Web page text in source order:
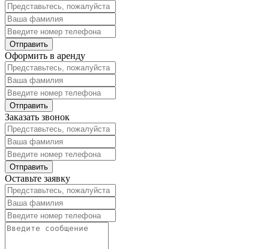
Оформить в аренду
Заказать звонок
Оставьте заявку